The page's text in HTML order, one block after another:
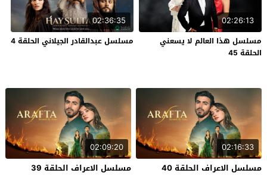
02:26:13
مسلسل هذا العالم لا يسعني
الحلقة 45
02:36:35
مسلسل عبدالقادر الجيلاني الحلقة 4
02:16:33
مسلسل الاعراف الحلقة 40
02:09:20
مسلسل الاعراف الحلقة 39